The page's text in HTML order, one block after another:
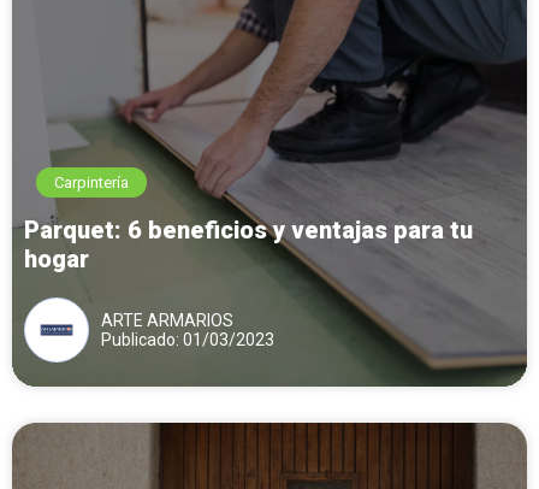
Carpintería
Parquet: 6 beneficios y ventajas para tu
hogar
ARTE ARMARIOS
Publicado: 01/03/2023